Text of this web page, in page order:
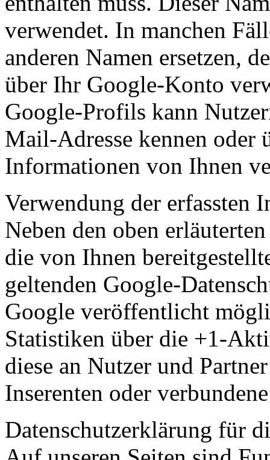
verwendet. In manchen
anderen Namen ersetzen,
über Ihr Google-Konto
Google-Profils kann
Mail-Adresse kennen oder
Informationen von Ihnen
Verwendung der erfassten
Neben den oben
die von Ihnen
geltenden Google-
Google veröffentlicht
Statistiken über die +1-
diese an Nutzer und
Inserenten oder
Datenschutzerklärung für